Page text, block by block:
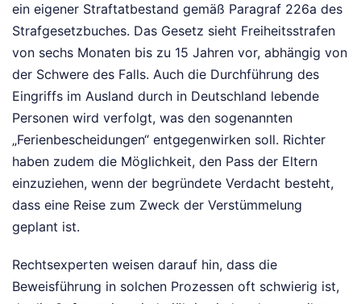
ein eigener Straftatbestand gemäß Paragraf 226a des
Strafgesetzbuches. Das Gesetz sieht Freiheitsstrafen
von sechs Monaten bis zu 15 Jahren vor, abhängig von
der Schwere des Falls. Auch die Durchführung des
Eingriffs im Ausland durch in Deutschland lebende
Personen wird verfolgt, was den sogenannten
„Ferienbescheidungen“ entgegenwirken soll. Richter
haben zudem die Möglichkeit, den Pass der Eltern
einzuziehen, wenn der begründete Verdacht besteht,
dass eine Reise zum Zweck der Verstümmelung
geplant ist.
Rechtsexperten weisen darauf hin, dass die
Beweisführung in solchen Prozessen oft schwierig ist,